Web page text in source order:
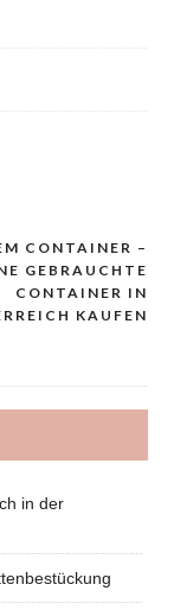
CONTAINER –
GEBRAUCHTE
CONTAINER IN
KAUFEN
in der